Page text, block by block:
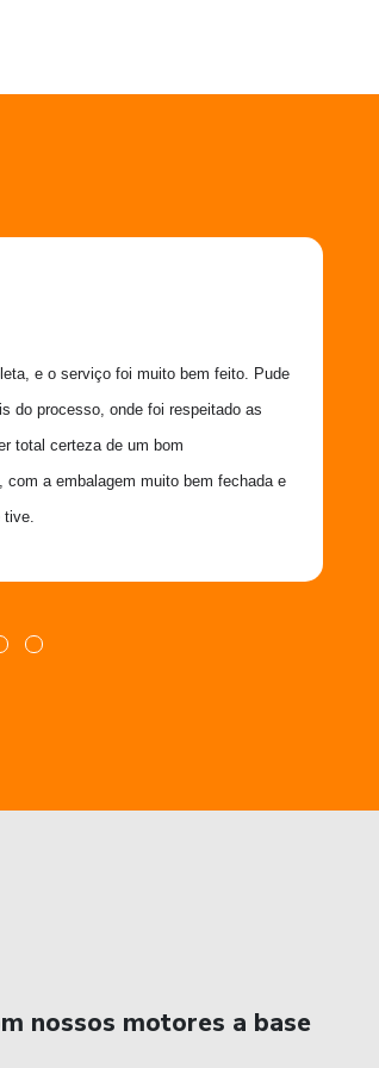
e o serviço foi muito bem feito. Pude
do processo, onde foi respeitado as
total certeza de um bom
a embalagem muito bem fechada e
tive.
nossos motores a base